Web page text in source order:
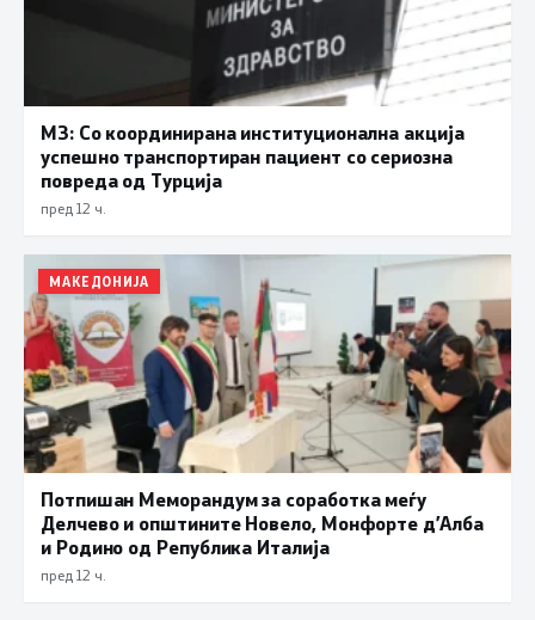
МЗ: Со координирана институционална акција
успешно транспортиран пациент со сериозна
повреда од Турција
пред 12 ч.
МАКЕДОНИЈА
Потпишан Меморандум за соработка меѓу
Делчево и општините Новело, Монфорте д’Алба
и Родино од Република Италија
пред 12 ч.